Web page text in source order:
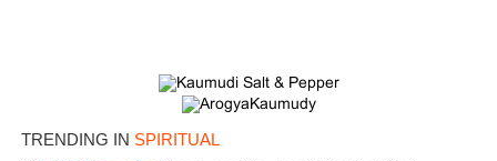
TRENDING IN SPIRITUAL